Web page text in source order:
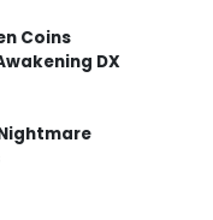
Coins
DX